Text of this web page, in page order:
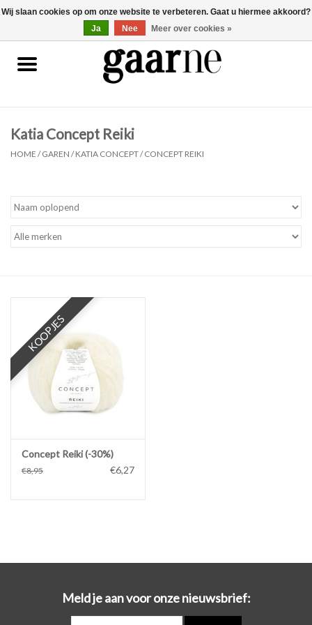
gaarne.be 0 Artikelen - €0,00
Patronen
Workshops
Lifestyle
Katia Concept Reiki
HOME /GAREN /KATIA CONCEPT/CONCEPT REIKI
KOOPJES
Concept Reiki (-30%)
€8,95 €6,27
Meld je aan voor onze nieuwsbrief:
Wij slaan cookies op om onze website te verbeteren. Gaat u hiermee akkoord?
Ja
Nee Meer over cookies »